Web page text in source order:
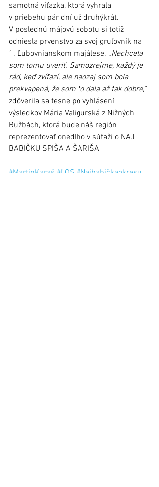
samotná víťazka, ktorá vyhrala
v priebehu pár dní už druhýkrát.
V poslednú májovú sobotu si totiž
odniesla prvenstvo za svoj gruľovník na
1. Ľubovnianskom majálese. „Nechcela
som tomu uveriť. Samozrejme, každý je
rád, keď zvíťazí, ale naozaj som bola
prekvapená, že som to dala až tak dobre,“
zdôverila sa tesne po vyhlásení
výsledkov Mária Valigurská z Nižných
Ružbách, ktorá bude náš región
reprezentovať onedlho v súťaži o NAJ
BABIČKU SPIŠA A ŠARIŠA
#MartinKaraš #ĽOS #Najbabičkaokresu